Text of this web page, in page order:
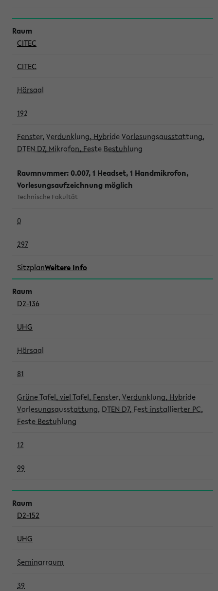
CITEC
CITEC
Hörsaal
192
Fenster, Verdunklung, Hybride Vorlesungsausstattung,
DTEN D7, Mikrofon, Feste Bestuhlung
Raumnummer: 0.007, 1 Headset, 1 Handmikrofon,
Vorlesungsaufzeichnung möglich
Technische Fakultät
0
297
SitzplanWeitere Info
D2-136
UHG
Hörsaal
81
Grüne Tafel, viel Tafel, Fenster, Verdunklung, Hybride
Vorlesungsausstattung, DTEN D7, Fest installierter PC,
Feste Bestuhlung
12
99
D2-152
UHG
Seminarraum
39